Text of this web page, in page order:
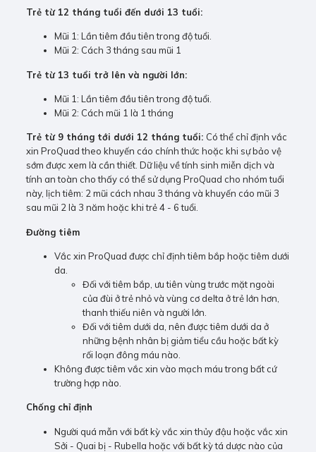
Trẻ từ 12 tháng tuổi đến dưới 13 tuổi:
Mũi 1: Lần tiêm đầu tiên trong độ tuổi.
Mũi 2: Cách 3 tháng sau mũi 1
Trẻ từ 13 tuổi trở lên và người lớn:
Mũi 1: Lần tiêm đầu tiên trong độ tuổi.
Mũi 2: Cách mũi 1 là 1 tháng
Trẻ từ 9 tháng tới dưới 12 tháng tuổi: Có thể chỉ định vắc
xin ProQuad theo khuyến cáo chính thức hoặc khi sự bảo vệ
sớm được xem là cần thiết. Dữ liệu về tính sinh miễn dịch và
tính an toàn cho thấy có thể sử dụng ProQuad cho nhóm tuổi
này, lịch tiêm: 2 mũi cách nhau 3 tháng và khuyến cáo mũi 3
sau mũi 2 là 3 năm hoặc khi trẻ 4 - 6 tuổi.
Đường tiêm
Vắc xin ProQuad được chỉ định tiêm bắp hoặc tiêm dưới
da.
Đối với tiêm bắp, ưu tiên vùng trước mặt ngoài
của đùi ở trẻ nhỏ và vùng cơ delta ở trẻ lớn hơn,
thanh thiếu niên và người lớn.
Đối với tiêm dưới da, nên được tiêm dưới da ở
những bệnh nhân bị giảm tiểu cầu hoặc bất kỳ
rối loạn đông máu nào.
Không được tiêm vắc xin vào mạch máu trong bất cứ
trường hợp nào.
Chống chỉ định
Người quá mẫn với bất kỳ vắc xin thủy đậu hoặc vắc xin
Sởi - Quai bị - Rubella hoặc với bất kỳ tá dược nào của